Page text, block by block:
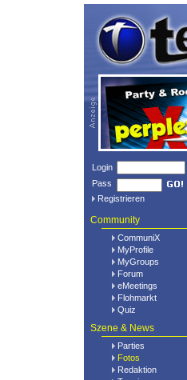
Login
Pass
Registrieren
Community
CommuniX
MyProfile
MyGroups
Forum
eMeetings
Flohmarkt
Quiz
Szene & News
Parties
Fotos
Redaktion